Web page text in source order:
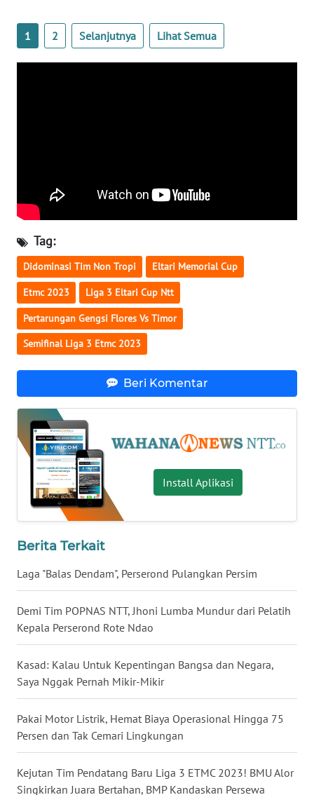
1 2 Selanjutnya Lihat Semua
Tag:
Didominasi Tim Non Tropi Eltari Memorial Cup
Etmc 2023 Liga 3 Eltari Cup Ntt
Pertarungan Gengsi Flores Vs Timor
Semifinal Liga 3 Etmc 2023
Beri Komentar
Install Aplikasi
Berita Terkait
Laga "Balas Dendam", Perserond Pulangkan Persim
Demi Tim POPNAS NTT, Jhoni Lumba Mundur dari Pelatih
Kepala Perserond Rote Ndao
Kasad: Kalau Untuk Kepentingan Bangsa dan Negara,
Saya Nggak Pernah Mikir-Mikir
Pakai Motor Listrik, Hemat Biaya Operasional Hingga 75
Persen dan Tak Cemari Lingkungan
Kejutan Tim Pendatang Baru Liga 3 ETMC 2023! BMU Alor
Singkirkan Juara Bertahan, BMP Kandaskan Persewa
JATIM
WN
BALI
WN
KALBAR
WN
KALTARA
WN
KALSEL
WN
KALTIM
SULSEL
WN
GORONTALO
WN
SULUT
WN
MALUT